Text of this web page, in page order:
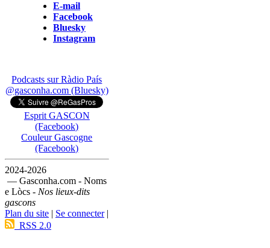
E-mail
Facebook
Bluesky
Instagram
Podcasts sur Ràdio País
@gasconha.com (Bluesky)
Esprit GASCON
(Facebook)
Couleur Gascogne
(Facebook)
2024-2026
— Gasconha.com - Noms
e Lòcs - Nos lieux-dits
gascons
Plan du site | Se connecter|
RSS 2.0